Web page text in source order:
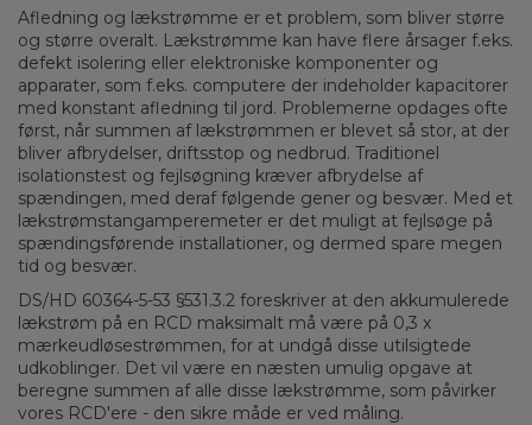
Afledning og lækstrømme er et problem, som bliver større
og større overalt. Lækstrømme kan have flere årsager f.eks.
defekt isolering eller elektroniske komponenter og
apparater, som f.eks. computere der indeholder kapacitorer
med konstant afledning til jord. Problemerne opdages ofte
først, når summen af lækstrømmen er blevet så stor, at der
bliver afbrydelser, driftsstop og nedbrud. Traditionel
isolationstest og fejlsøgning kræver afbrydelse af
spændingen, med deraf følgende gener og besvær. Med et
lækstrømstangamperemeter er det muligt at fejlsøge på
spændingsførende installationer, og dermed spare megen
tid og besvær.
DS/HD 60364-5-53 §531.3.2 foreskriver at den akkumulerede
lækstrøm på en RCD maksimalt må være på 0,3 x
mærkeudløsestrømmen, for at undgå disse utilsigtede
udkoblinger. Det vil være en næsten umulig opgave at
beregne summen af alle disse lækstrømme, som påvirker
vores RCD'ere - den sikre måde er ved måling.